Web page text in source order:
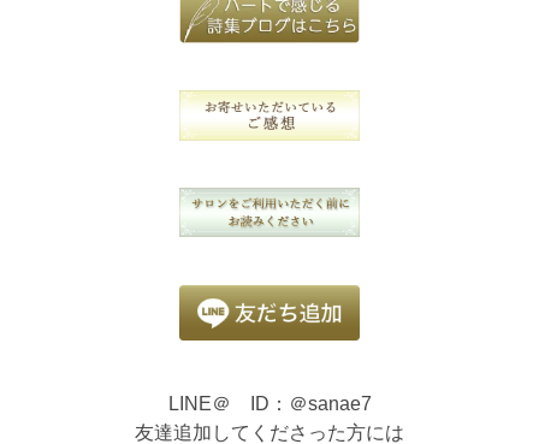
LINE＠ ID：＠sanae7
友達追加してくださった方には